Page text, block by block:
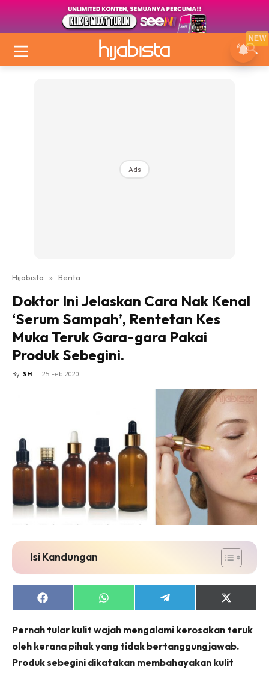
Ads
Hijabista » Berita
Doktor Ini Jelaskan Cara Nak Kenal
‘Serum Sampah’, Rentetan Kes
Muka Teruk Gara-gara Pakai
Produk Sebegini.
By SH - 25 Feb 2020
Isi Kandungan
Share
on
Share
on
Share
on
Share
on
(Twitter)
Pernah tular kulit wajah mengalami kerosakan teruk
oleh kerana pihak yang tidak bertanggungjawab.
Produk sebegini dikatakan membahayakan kulit
NEW